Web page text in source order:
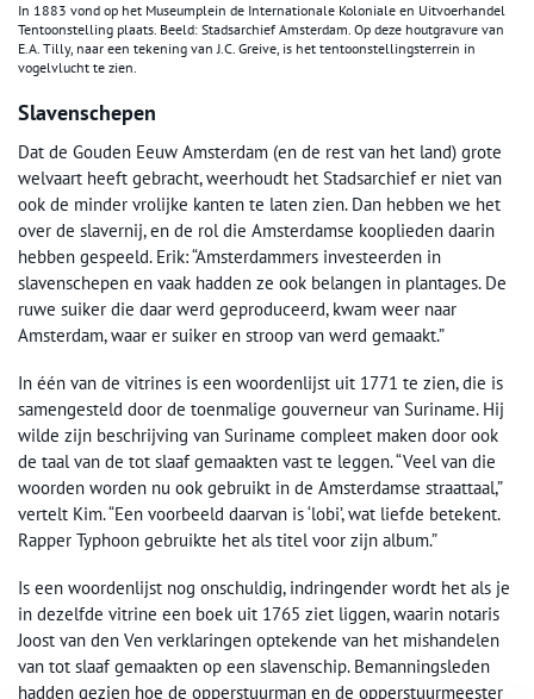
In 1883 vond op het Museumplein de Internationale Koloniale en Uitvoerhandel
Tentoonstelling plaats. Beeld: Stadsarchief Amsterdam. Op deze houtgravure van
E.A. Tilly, naar een tekening van J.C. Greive, is het tentoonstellingsterrein in
vogelvlucht te zien.
Slavenschepen
Dat de Gouden Eeuw Amsterdam (en de rest van het land) grote
welvaart heeft gebracht, weerhoudt het Stadsarchief er niet van
ook de minder vrolijke kanten te laten zien. Dan hebben we het
over de slavernij, en de rol die Amsterdamse kooplieden daarin
hebben gespeeld. Erik: “Amsterdammers investeerden in
slavenschepen en vaak hadden ze ook belangen in plantages. De
ruwe suiker die daar werd geproduceerd, kwam weer naar
Amsterdam, waar er suiker en stroop van werd gemaakt.”
In één van de vitrines is een woordenlijst uit 1771 te zien, die is
samengesteld door de toenmalige gouverneur van Suriname. Hij
wilde zijn beschrijving van Suriname compleet maken door ook
de taal van de tot slaaf gemaakten vast te leggen. “Veel van die
woorden worden nu ook gebruikt in de Amsterdamse straattaal,”
vertelt Kim. “Een voorbeeld daarvan is ‘lobi’, wat liefde betekent.
Rapper Typhoon gebruikte het als titel voor zijn album.”
Is een woordenlijst nog onschuldig, indringender wordt het als je
in dezelfde vitrine een boek uit 1765 ziet liggen, waarin notaris
Joost van den Ven verklaringen optekende van het mishandelen
van tot slaaf gemaakten op een slavenschip. Bemanningsleden
hadden gezien hoe de opperstuurman en de opperstuurmeester